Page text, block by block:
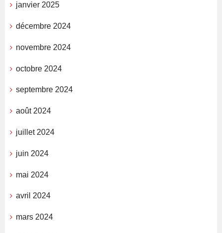
janvier 2025
décembre 2024
novembre 2024
octobre 2024
septembre 2024
août 2024
juillet 2024
juin 2024
mai 2024
avril 2024
mars 2024